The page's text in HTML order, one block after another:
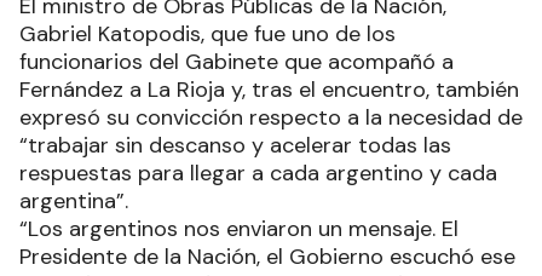
El ministro de Obras Públicas de la Nación,
Gabriel Katopodis, que fue uno de los
funcionarios del Gabinete que acompañó a
Fernández a La Rioja y, tras el encuentro, también
expresó su convicción respecto a la necesidad de
“trabajar sin descanso y acelerar todas las
respuestas para llegar a cada argentino y cada
argentina”.
“Los argentinos nos enviaron un mensaje. El
Presidente de la Nación, el Gobierno escuchó ese